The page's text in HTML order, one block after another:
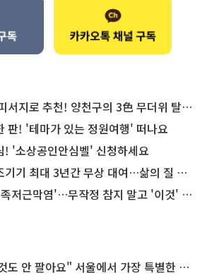
지로 추천! 양천구의 3色 무더위 탈출 명소
판! '테마가 있는 정원여행' 떠나요
! '소상공인안심벨' 신청하세요
기 최대 3년간 무상 대여…삶의 질 높인다
근막염'…무작정 참지 말고 '이것' 해보세요!
팔아요" 서울에서 가장 특별한 편의점의 정체